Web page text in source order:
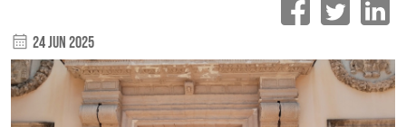
24 Jun 2025